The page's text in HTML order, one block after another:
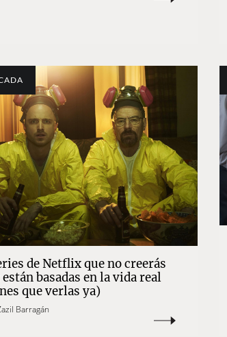
de Netflix que no creerás
están basadas en la vida real
que verlas ya)
Barragán